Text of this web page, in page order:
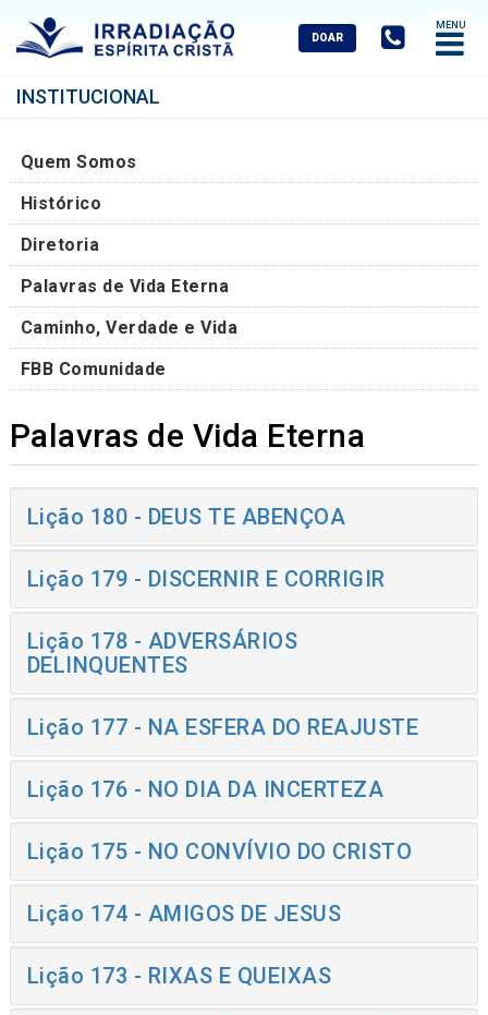
Abrir
Menu
INSTITUCIONAL
Quem Somos
Histórico
Diretoria
Palavras de Vida Eterna
Caminho, Verdade e Vida
FBB Comunidade
Palavras de Vida Eterna
Lição 180 - DEUS TE ABENÇOA
Lição 179 - DISCERNIR E CORRIGIR
Lição 178 - ADVERSÁRIOS
DELINQUENTES
Lição 177 - NA ESFERA DO REAJUSTE
Lição 176 - NO DIA DA INCERTEZA
Lição 175 - NO CONVÍVIO DO CRISTO
Lição 174 - AMIGOS DE JESUS
Lição 173 - RIXAS E QUEIXAS